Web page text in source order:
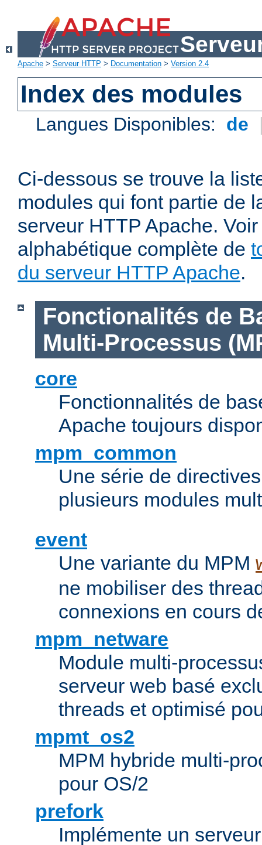
Apache > Serveur HTTP > Documentation > Version 2.4
Index des modules
Langues Disponibles: de
Ci-dessous se trouve la
modules qui font partie de
serveur HTTP Apache.
alphabétique complète de
du serveur HTTP Apache.
Fonctionalités de
Multi-Processus
core
Fonctionnalités de
Apache toujours
mpm_common
Une série de
plusieurs modules
event
Une variante du MPM
ne mobiliser des
connexions en cours
mpm_netware
Module multi-
serveur web basé
threads et optimisé
mpmt_os2
MPM hybride multi-
pour OS/2
prefork
Implémente un